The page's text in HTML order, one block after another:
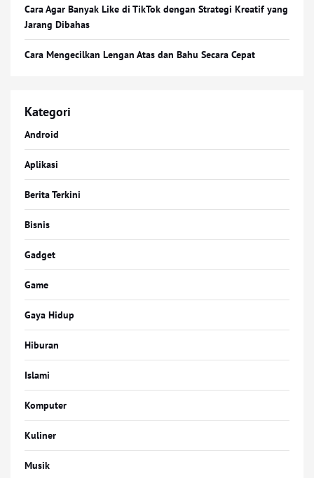
Cara Agar Banyak Like di TikTok dengan Strategi Kreatif yang
Jarang Dibahas
Cara Mengecilkan Lengan Atas dan Bahu Secara Cepat
Kategori
Android
Aplikasi
Berita Terkini
Bisnis
Gadget
Game
Gaya Hidup
Hiburan
Islami
Komputer
Kuliner
Musik